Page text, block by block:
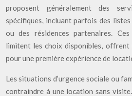
proposent généralement des
spécifiques, incluant parfois des
ou des résidences partenaires. Ces
limitent les choix disponibles, offrent
pour une première expérience de
Les situations d’urgence sociale ou
contraindre à une location sans